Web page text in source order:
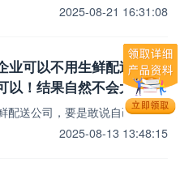
2025-08-21 16:31:08
业可以不用生鲜配送系统
以！结果自然不会太好
这年头开生鲜配送公司，要是敢说自己没上系统，同行看你的眼神能从同情变成看笑话——就像在高铁时代坚持蹬...
2025-08-13 13:48:15